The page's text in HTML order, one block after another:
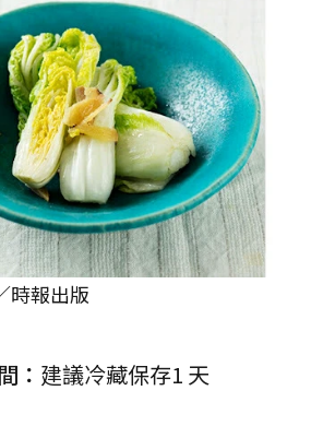
時報出版
： 建議冷藏保存1 天